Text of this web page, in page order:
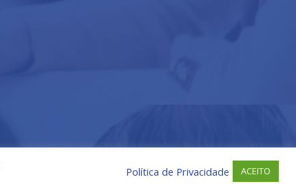
Política de Privacidade ACEITO